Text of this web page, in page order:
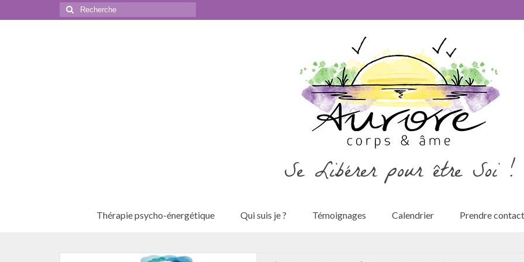
Rechercher
:
Se Libérer pour être Soi !
Thérapie psycho-énergétique Qui suis je ? Témoignages Calendrier Prendre contact